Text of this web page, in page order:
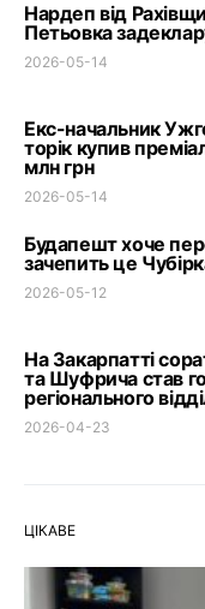
Нардеп від
Петьовка
2026-05-14
Екс-начальник
торік купив
млн грн
2026-05-14
Будапешт хоче
зачепить це
2026-05-12
На Закарпатті
та Шуфрича став
регіонального
2026-04-23
ЦІКАВЕ